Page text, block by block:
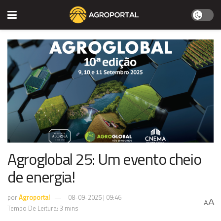
Agroglobal 25: Um evento cheio
de energia!
porAgroportal
08-09-2025 | 09:46
Tempo De Leitura: 3 mins
AA